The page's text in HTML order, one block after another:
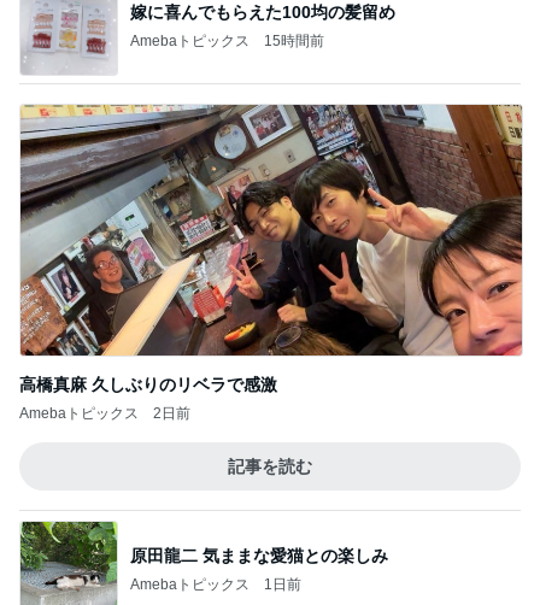
嫁に喜んでもらえた100均の髪留め
Amebaトピックス 15時間前
高橋真麻 久しぶりのリベラで感激
Amebaトピックス 2日前
記事を読む
原田龍二 気ままな愛猫との楽しみ
Amebaトピックス 1日前